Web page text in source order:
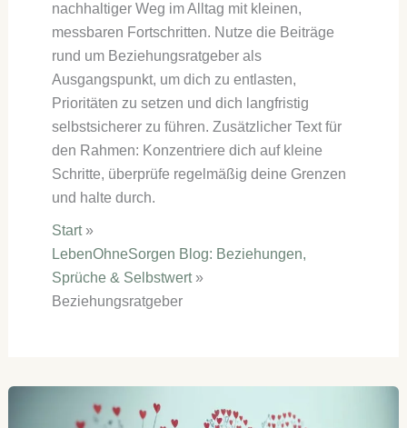
nachhaltiger Weg im Alltag mit kleinen,
messbaren Fortschritten. Nutze die Beiträge
rund um Beziehungsratgeber als
Ausgangspunkt, um dich zu entlasten,
Prioritäten zu setzen und dich langfristig
selbstsicherer zu führen. Zusätzlicher Text für
den Rahmen: Konzentriere dich auf kleine
Schritte, überprüfe regelmäßig deine Grenzen
und halte durch.
Start
LebenOhneSorgen Blog: Beziehungen,
Sprüche & Selbstwert
Beziehungsratgeber